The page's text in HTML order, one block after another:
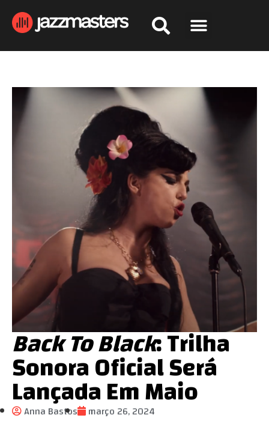
Back To Black: Trilha
Sonora Oficial Será
Lançada Em Maio
Anna Bastos
março 26, 2024